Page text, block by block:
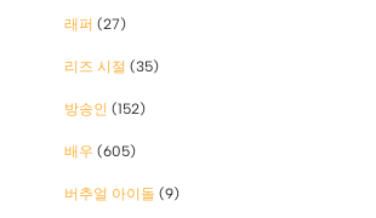
래퍼 (27)
리즈 시절 (35)
방송인 (152)
배우 (605)
버추얼 아이돌 (9)